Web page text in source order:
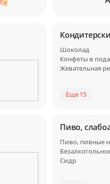
Шоколад
Жевательная
Еще 15
Пиво,
Сидр